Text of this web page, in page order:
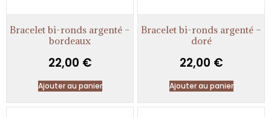
Bracelet bi-ronds argenté –
bordeaux
22,00 €
Ajouter au panier
Bracelet bi-ronds argenté –
doré
22,00 €
Ajouter au panier